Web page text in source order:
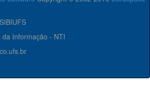
Informação - NTI